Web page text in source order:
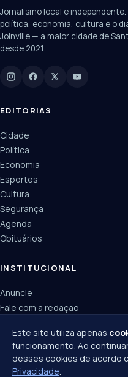
Câmara
UPA Sul
Manchetes,
Jornalismo local e
política, economia, cultura e o
Joinville — a maior cidade de
desde 2021.
EDITORIAS
Cidade
Política
Economia
Esportes
Cultura
Segurança
Agenda
Obituários
INSTITUCIONAL
Anuncie
Fale com a redação
Este site utiliza apenas
funcionamento. Ao
desses cookies de acordo
Privacidade.